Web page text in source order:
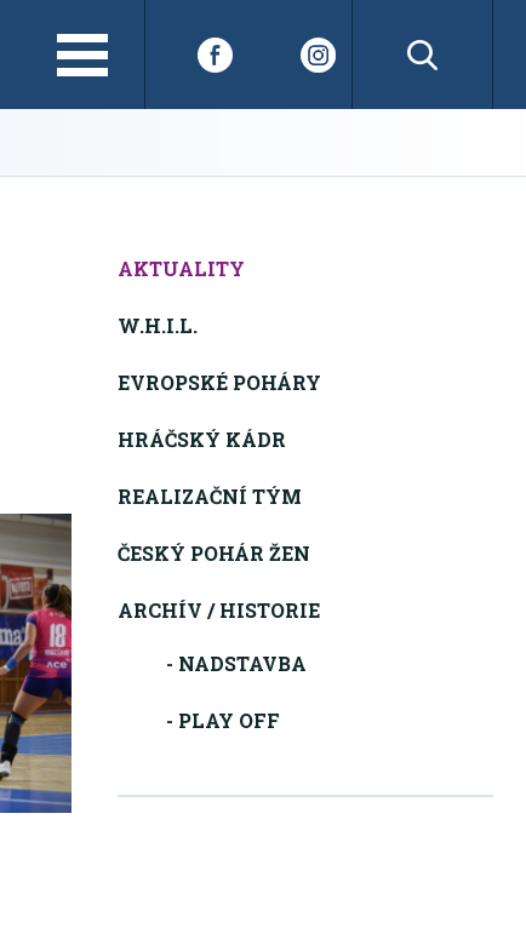
AKTUALITY
W.H.I.L.
EVROPSKÉ POHÁRY
HRÁČSKÝ KÁDR
REALIZAČNÍ TÝM
ČESKÝ POHÁR ŽEN
ARCHÍV / HISTORIE
- NADSTAVBA
- PLAY OFF